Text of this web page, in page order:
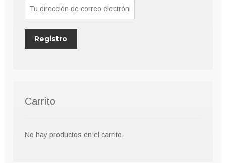
Carrito
No hay productos en el carrito.